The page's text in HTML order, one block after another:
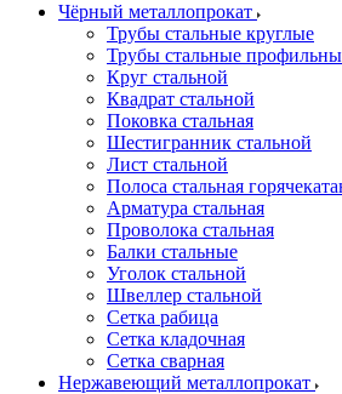
Чёрный металлопрокат
Трубы стальные круглые
Трубы стальные
Круг стальной
Квадрат стальной
Поковка стальная
Шестигранник стальной
Лист стальной
Полоса стальная
Арматура стальная
Проволока стальная
Балки стальные
Уголок стальной
Швеллер стальной
Сетка рабица
Сетка кладочная
Сетка сварная
Нержавеющий металлопрокат